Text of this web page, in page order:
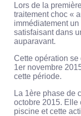
Lors de la
traitement choc «
immédiatement
satisfaisant dans
auparavant.
Cette opération
1er novembre
cette période.
La 1ère phase de
octobre 2015. Elle
piscine et cette